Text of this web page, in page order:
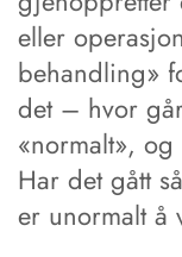
eller
behandling»
det – hvor
«normalt»,
Har det gått
er unormalt